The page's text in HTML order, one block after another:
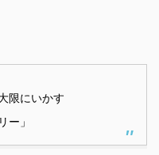
限にいかす
ー」